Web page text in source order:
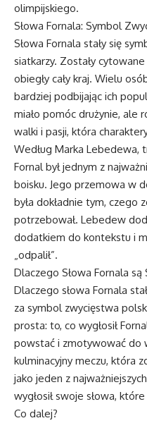
olimpijskiego.
Słowa Fornala: Symbol
Słowa Fornala stały się
siatkarzy. Zostały
obiegły cały kraj. Wielu
bardziej podbijając ich
miało pomóc drużynie, ale
walki i pasji, która
Według Marka Lebedewa,
Fornal był jednym z
boisku. Jego przemowa w
była dokładnie tym, czego
potrzebował. Lebedew
dodatkiem do kontekstu i
„odpalił”.
Dlaczego Słowa Fornala
Dlaczego słowa Fornala
za symbol zwycięstwa
prosta: to, co wygłosił
powstać i zmotywować do
kulminacyjny meczu, która
jako jeden z
wygłosił swoje słowa,
Co dalej?